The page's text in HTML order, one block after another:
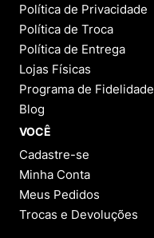
Política de Privacidade
Política de Troca
Política de Entrega
Lojas Físicas
Programa de Fidelidade
Blog
VOCÊ
Cadastre-se
Minha Conta
Meus Pedidos
Trocas e Devoluções